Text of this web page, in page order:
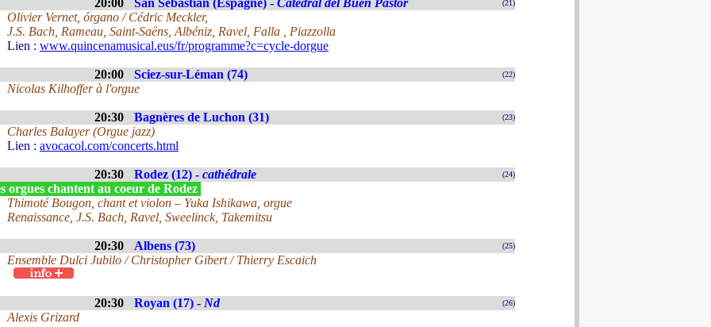
20:00 San Sebastian (Espagne) - Catedral del Buen Pastor (21)
Olivier Vernet, órgano / Cédric Meckler,
J.S. Bach, Rameau, Saint-Saëns, Albéniz, Ravel, Falla , Piazzolla
Lien : www.quincenamusical.eus/fr/programme?c=cycle-dorgue
20:00 Sciez-sur-Léman (74) (22)
Nicolas Kilhoffer à l'orgue
20:30 Bagnères de Luchon (31) (23)
Charles Balayer (Orgue jazz)
Lien : avocacol.com/concerts.html
20:30 Rodez (12) - cathédrale (24)
orgues chantent au coeur de Rodez
Thimoté Bougon, chant et violon – Yuka Ishikawa, orgue
Renaissance, J.S. Bach, Ravel, Sweelinck, Takemitsu
20:30 Albens (73) (25)
Ensemble Dulci Jubilo / Christopher Gibert / Thierry Escaich
20:30 Royan (17) - Nd (26)
Alexis Grizard